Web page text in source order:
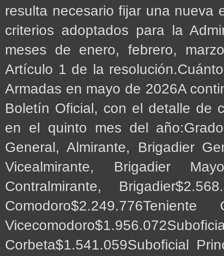
resulta necesario fijar una nueva
criterios adoptados para la
meses de enero, febrero,
Artículo 1 de la
Armadas en mayo de 2026A
Boletín Oficial, con el detalle de
en el quinto mes del
General, Almirante, Brigadier
Vicealmirante, Brigadier
Contralmirante,
Corbeta$1.541.059Suboficial